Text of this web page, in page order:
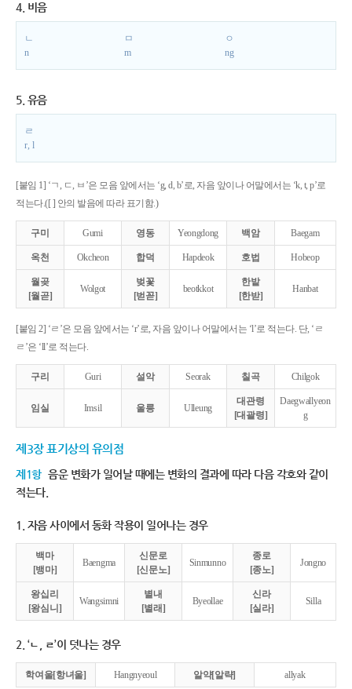
4. 비음
ㄴ
n
ㅁ
m
ㅇ
ng
5. 유음
ㄹ
r, l
[붙임 1] ‘ㄱ, ㄷ, ㅂ’은 모음 앞에서는 ‘g, d, b’로, 자음 앞이나 어말에서는 ‘k, t, p’로
적는다.([ ] 안의 발음에 따라 표기함.)
구미 Gumi 영동 Yeongdong 백암 Baegam
옥천 Okcheon 합덕 Hapdeok 호법 Hobeop
월곶
[월곧]
Wolgot
벚꽃
[벋꼳]
beotkkot
한밭
[한받]
Hanbat
[붙임 2] ‘ㄹ’은 모음 앞에서는 ‘r’로, 자음 앞이나 어말에서는 ‘l’로 적는다. 단, ‘ㄹ
ㄹ’은 ‘ll’로 적는다.
구리 Guri 설악 Seorak 칠곡 Chilgok
임실 Imsil 울릉 Ulleung
대관령
[대괄령]
Daegwallyeon
g
제3장 표기상의 유의점
제1항 음운 변화가 일어날 때에는 변화의 결과에 따라 다음 각호와 같이
적는다.
1. 자음 사이에서 동화 작용이 일어나는 경우
백마
[뱅마]
Baengma
신문로
[신문노]
Sinmunno
종로
[종노]
Jongno
왕십리
[왕심니]
Wangsimni
별내
[별래]
Byeollae
신라
[실라]
Silla
2. ‘ㄴ, ㄹ’이 덧나는 경우
학여울[항녀울] Hangnyeoul 알약[알략] allyak